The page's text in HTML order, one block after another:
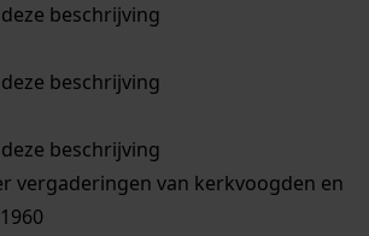
beschrijving
beschrijving
beschrijving
vergaderingen van kerkvoogden en